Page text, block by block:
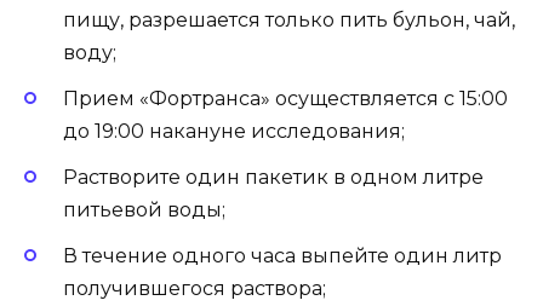
пищу, разрешается только пить бульон, чай,
воду;
Прием «Фортранса» осуществляется с 15:00
до 19:00 накануне исследования;
Растворите один пакетик в одном литре
питьевой воды;
В течение одного часа выпейте один литр
получившегося раствора;